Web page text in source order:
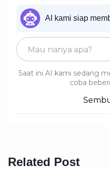
AI kami siap
Saat ini AI kami sedang
coba
Related Post